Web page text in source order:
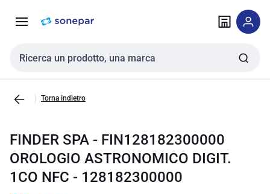
navigazione alla
Cerca input
Torna indietro
FINDER SPA - FIN128182300000
OROLOGIO ASTRONOMICO DIGIT.
1CO NFC - 128182300000